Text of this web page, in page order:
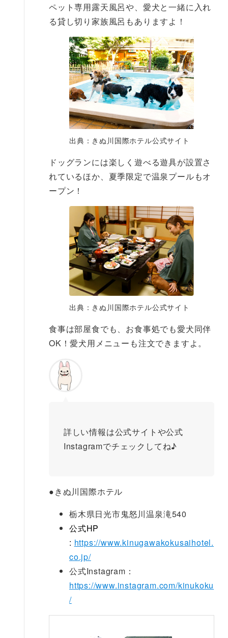
ペット専用露天風呂や、愛犬と一緒に入れ
る貸し切り家族風呂もありますよ！
出典：きぬ川国際ホテル公式サイト
ドッグランには楽しく遊べる遊具が設置さ
れているほか、夏季限定で温泉プールもオ
ープン！
出典：きぬ川国際ホテル公式サイト
食事は部屋食でも、お食事処でも愛犬同伴
OK！愛犬用メニューも注文できますよ。
詳しい情報は公式サイトや公式
Instagramでチェックしてね♪
●きぬ川国際ホテル
栃木県日光市鬼怒川温泉滝540
公式HP
: https://www.kinugawakokusaihotel.
co.jp/
公式Instagram：
https://www.instagram.com/kinukoku
/